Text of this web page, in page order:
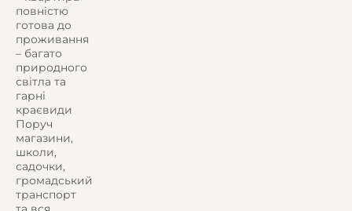
повністю
готова до
проживання
– багато
природного
світла та
гарні
краєвиди
Поруч
магазини,
школи,
садочки,
громадський
транспорт